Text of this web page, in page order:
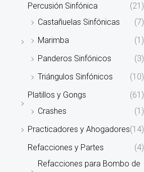
Percusión Sinfónica
(21)
Castañuelas Sinfónicas
(7)
Marimba
(1)
Panderos Sinfónicos
(3)
Triángulos Sinfónicos
(10)
Platillos y Gongs
(61)
Crashes
(1)
Practicadores y Ahogadores(14)
Refacciones y Partes
(4)
Refacciones para Bombo de